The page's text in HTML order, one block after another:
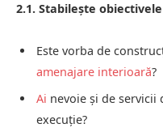
2.1. Stabilește
Este vorba de
amenajare interioară?
Ai nevoie și de servicii
execuție?